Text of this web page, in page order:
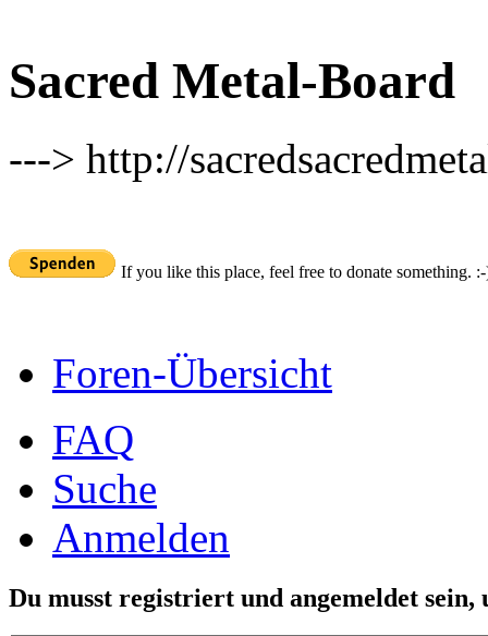
Sacred Metal-Board
---> http://
If you like this place, feel free to donate something.
Foren-Übersicht
FAQ
Suche
Anmelden
Du musst registriert und angemeldet